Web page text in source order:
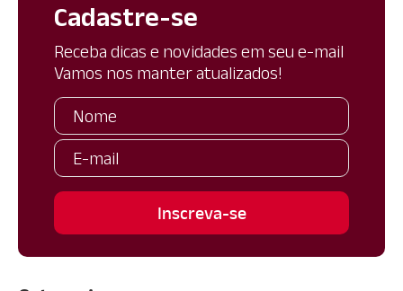
Cadastre-se
Receba dicas e novidades em seu e-mail
Vamos nos manter atualizados!